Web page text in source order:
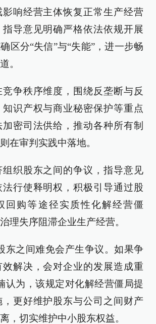
响经营主体恢复正常生产经营
导意见明确严格依法依规开展
区分“失信”与“失能”，进一步畅
。
争秩序维度，围绕反垄断与反
识产权与商业秘密保护等重点
密司法供给，推动各种所有制
在审判实践中落地。
织股东之间的争议，指导意见
行使释明权，积极引导通过股
回购等途径实质性化解经营僵
理失序阻滞企业生产经营。
东之间难免会产生争议。如果争
解决，会对企业的发展造成重
认为，该规定对化解经营僵局提
更好维护股东与公司之间财产
，切实维护中小股东权益。